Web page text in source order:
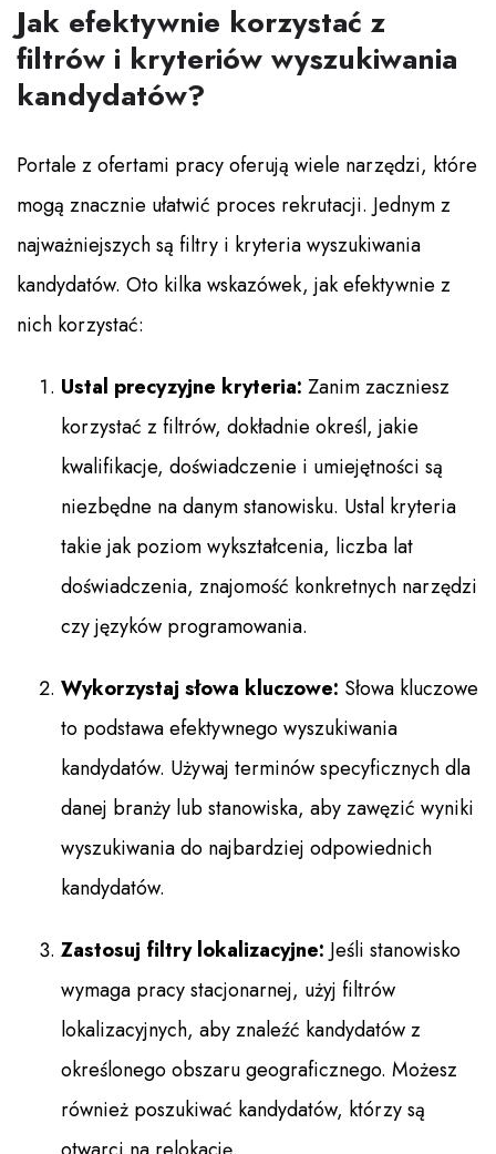
Jak efektywnie korzystać z
filtrów i kryteriów wyszukiwania
kandydatów?
Portale z ofertami pracy oferują wiele narzędzi, które
mogą znacznie ułatwić proces rekrutacji. Jednym z
najważniejszych są filtry i kryteria wyszukiwania
kandydatów. Oto kilka wskazówek, jak efektywnie z
nich korzystać:
Ustal precyzyjne kryteria: Zanim zaczniesz
korzystać z filtrów, dokładnie określ, jakie
kwalifikacje, doświadczenie i umiejętności są
niezbędne na danym stanowisku. Ustal kryteria
takie jak poziom wykształcenia, liczba lat
doświadczenia, znajomość konkretnych narzędzi
czy języków programowania.
Wykorzystaj słowa kluczowe: Słowa kluczowe
to podstawa efektywnego wyszukiwania
kandydatów. Używaj terminów specyficznych dla
danej branży lub stanowiska, aby zawęzić wyniki
wyszukiwania do najbardziej odpowiednich
kandydatów.
Zastosuj filtry lokalizacyjne: Jeśli stanowisko
wymaga pracy stacjonarnej, użyj filtrów
lokalizacyjnych, aby znaleźć kandydatów z
określonego obszaru geograficznego. Możesz
również poszukiwać kandydatów, którzy są